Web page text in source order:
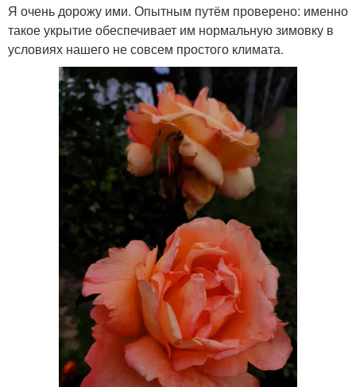
Я очень дорожу ими. Опытным путём проверено: именно
такое укрытие обеспечивает им нормальную зимовку в
условиях нашего не совсем простого климата.